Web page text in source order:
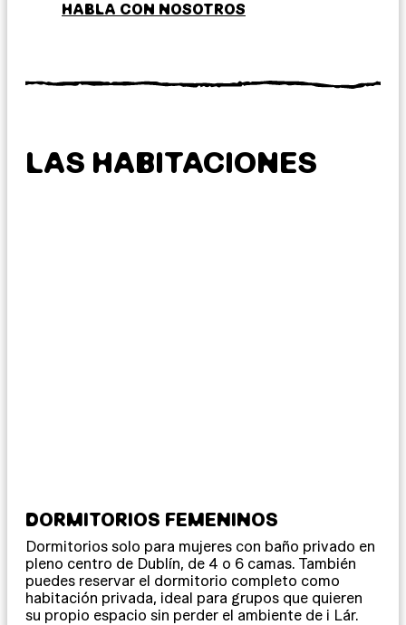
HABLA CON NOSOTROS
LAS HABITACIONES
DORMITORIOS FEMENINOS
Dormitorios solo para mujeres con baño privado en
pleno centro de Dublín, de 4 o 6 camas. También
puedes reservar el dormitorio completo como
habitación privada, ideal para grupos que quieren
su propio espacio sin perder el ambiente de i Lár.